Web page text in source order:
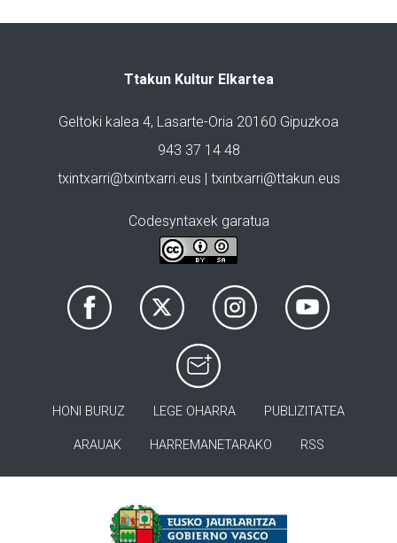
Ttakun Kultur Elkartea
Geltoki kalea 4, Lasarte-Oria 20160 Gipuzkoa
943 37 14 48
txintxarri@txintxarri.eus | txintxarri@ttakun.eus
Codesyntaxek garatua
HONI BURUZ LEGE OHARRA PUBLIZITATEA
ARAUAK HARREMANETARAKO RSS